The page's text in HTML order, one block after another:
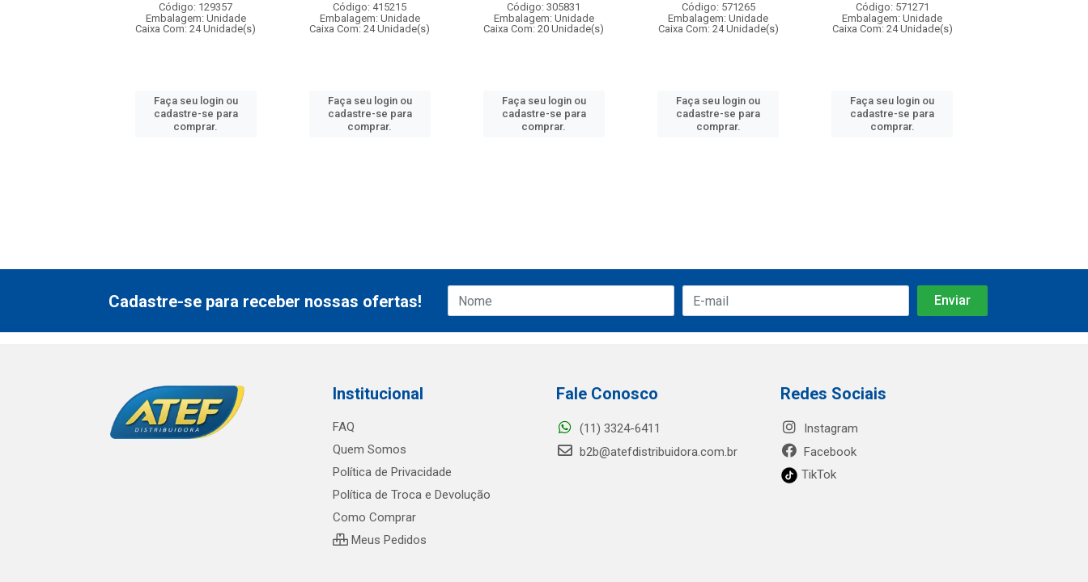
Código: 129357
Embalagem: Unidade
Caixa Com: 24 Unidade(s)
Faça seu login ou
cadastre-se para
comprar.
Código: 415215
Embalagem: Unidade
Caixa Com: 24 Unidade(s)
Faça seu login ou
cadastre-se para
comprar.
Código: 305831
Embalagem: Unidade
Caixa Com: 20 Unidade(s)
Faça seu login ou
cadastre-se para
comprar.
Código: 571265
Embalagem: Unidade
Caixa Com: 24 Unidade(s)
Faça seu login ou
cadastre-se para
comprar.
Código: 571271
Embalagem: Unidade
Caixa Com: 24 Unidade(s)
Faça seu login ou
cadastre-se para
comprar.
Cadastre-se para receber nossas ofertas!
Institucional
FAQ
Quem Somos
Política de Privacidade
Política de Troca e Devolução
Como Comprar
Meus Pedidos
Fale Conosco
(11) 3324-6411
b2b@atefdistribuidora.com.br
Redes Sociais
Instagram
Facebook
TikTok